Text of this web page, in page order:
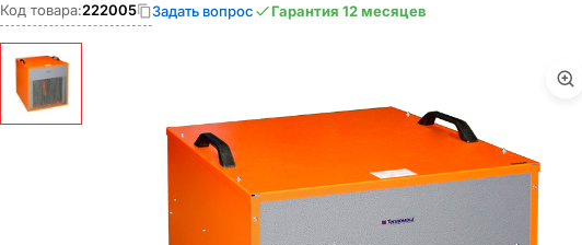
Код товара:222005 Задать вопрос Гарантия 12 месяцев